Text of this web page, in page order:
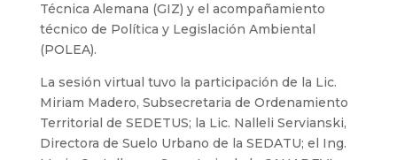
Técnica Alemana (GIZ) y el acompañamiento
técnico de Política y Legislación Ambiental
(POLEA).
La sesión virtual tuvo la participación de la Lic.
Miriam Madero, Subsecretaria de Ordenamiento
Territorial de SEDETUS; la Lic. Nalleli Servianski,
Directora de Suelo Urbano de la SEDATU; el Ing.